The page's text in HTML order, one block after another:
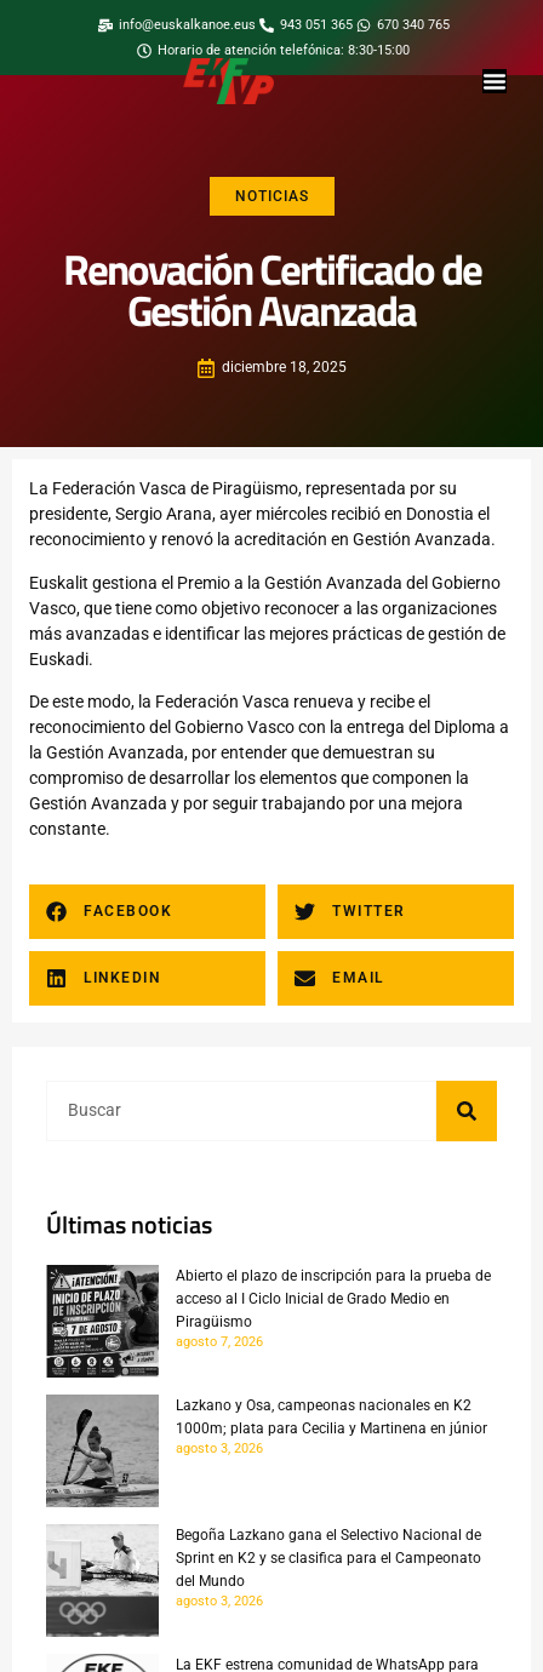
info@euskalkanoe.eus 943 051 365
670 340 765
Horario de atención telefónica: 8:30-15:00
NOTICIAS
Renovación Certificado de
Gestión Avanzada
diciembre 18, 2025
La Federación Vasca de Piragüismo, representada por su
presidente, Sergio Arana, ayer miércoles recibió en Donostia el
reconocimiento y renovó la acreditación en Gestión Avanzada.
Euskalit gestiona el Premio a la Gestión Avanzada del Gobierno
Vasco, que tiene como objetivo reconocer a las organizaciones
más avanzadas e identificar las mejores prácticas de gestión de
Euskadi.
De este modo, la Federación Vasca renueva y recibe el
reconocimiento del Gobierno Vasco con la entrega del Diploma a
la Gestión Avanzada, por entender que demuestran su
compromiso de desarrollar los elementos que componen la
Gestión Avanzada y por seguir trabajando por una mejora
constante.
FACEBOOK TWITTER
LINKEDIN EMAIL
Últimas noticias
Abierto el plazo de inscripción para la prueba de
acceso al I Ciclo Inicial de Grado Medio en
Piragüismo
agosto 7, 2026
Lazkano y Osa, campeonas nacionales en K2
1000m; plata para Cecilia y Martinena en júnior
agosto 3, 2026
Begoña Lazkano gana el Selectivo Nacional de
Sprint en K2 y se clasifica para el Campeonato
del Mundo
agosto 3, 2026
La EKF estrena comunidad de WhatsApp para